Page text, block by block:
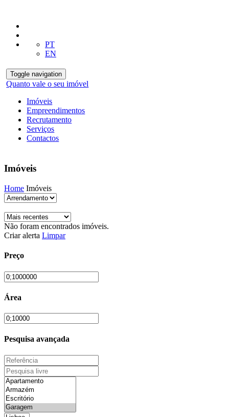
PT
EN
Toggle navigation
Quanto vale o seu imóvel
Imóveis
Empreendimentos
Recrutamento
Serviços
Contactos
Imóveis
Home Imóveis
Não foram encontrados imóveis.
Criar alerta Limpar
Preço
Área
Pesquisa avançada